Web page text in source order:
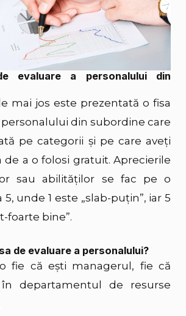
evaluare a personalului din
mai jos este prezentată o fisa
personalului din subordine care
pe categorii și pe care aveți
a o folosi gratuit. Aprecierile
sau abilităților se fac pe o
5, unde 1 este „slab-puțin”, iar 5
foarte bine”.
de evaluare a personalului?
o fie că ești managerul, fie că
în departamentul de resurse